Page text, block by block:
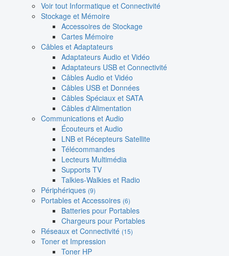
Voir tout Informatique et Connectivité
Stockage et Mémoire
Accessoires de Stockage
Cartes Mémoire
Câbles et Adaptateurs
Adaptateurs Audio et Vidéo
Adaptateurs USB et Connectivité
Câbles Audio et Vidéo
Câbles USB et Données
Câbles Spéciaux et SATA
Câbles d'Alimentation
Communications et Audio
Écouteurs et Audio
LNB et Récepteurs Satellite
Télécommandes
Lecteurs Multimédia
Supports TV
Talkies-Walkies et Radio
Périphériques (9)
Portables et Accessoires (6)
Batteries pour Portables
Chargeurs pour Portables
Réseaux et Connectivité (15)
Toner et Impression
Toner HP